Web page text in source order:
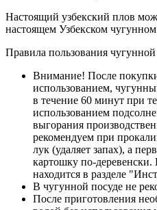
Настоящий узбекский плов
настоящем Узбекском чугунном
Правила пользования
Внимание! После
использованием,
в течение 60 минут при
использованием
выгорания
рекомендуем при
лук (удаляет запах), а
картошку по-
находится в разделе
В чугунной посуде не
После приготовления